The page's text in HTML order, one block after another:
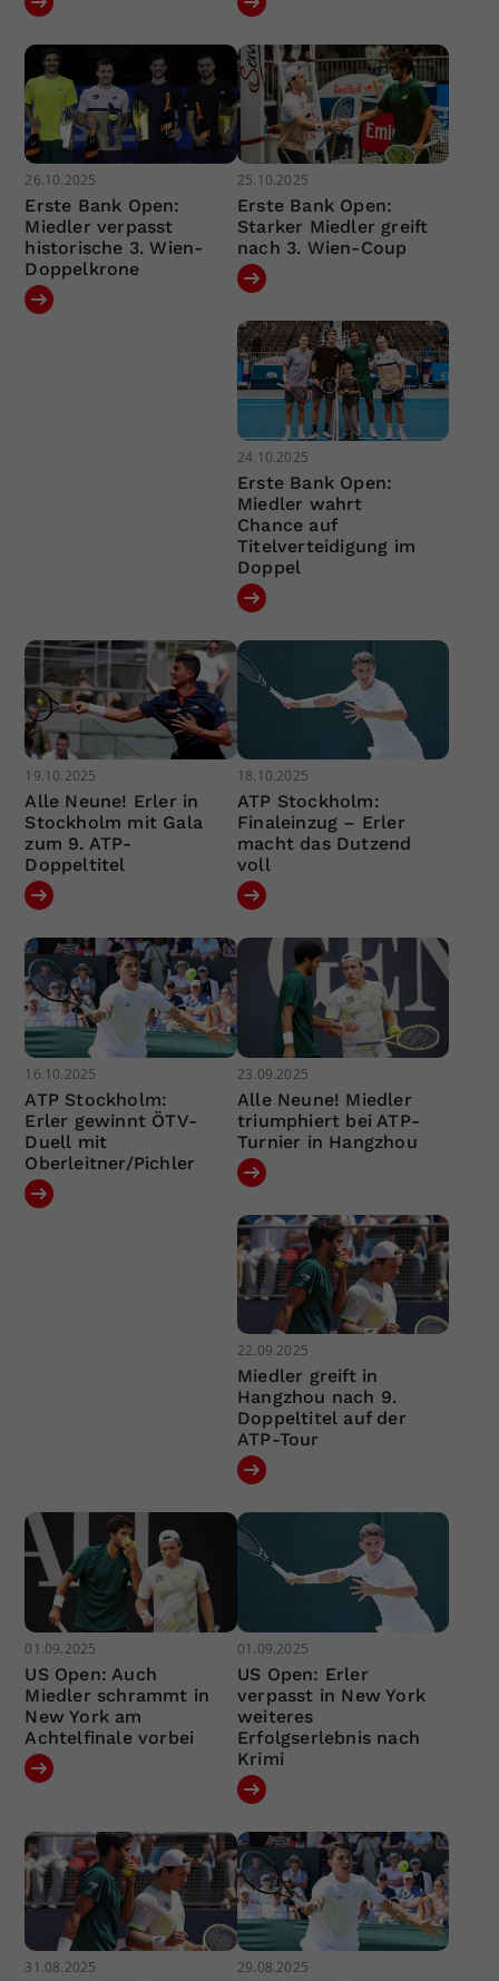
26.10.2025
Erste Bank Open:
Miedler verpasst
historische 3. Wien-
Doppelkrone
25.10.2025
Erste Bank Open:
Starker Miedler greift
nach 3. Wien-Coup
24.10.2025
Erste Bank Open:
Miedler wahrt
Chance auf
Titelverteidigung im
Doppel
19.10.2025
Alle Neune! Erler in
Stockholm mit Gala
zum 9. ATP-
Doppeltitel
18.10.2025
ATP Stockholm:
Finaleinzug – Erler
macht das Dutzend
voll
16.10.2025
ATP Stockholm:
Erler gewinnt ÖTV-
Duell mit
Oberleitner/Pichler
23.09.2025
Alle Neune! Miedler
triumphiert bei ATP-
Turnier in Hangzhou
22.09.2025
Miedler greift in
Hangzhou nach 9.
Doppeltitel auf der
ATP-Tour
01.09.2025
US Open: Auch
Miedler schrammt in
New York am
Achtelfinale vorbei
01.09.2025
US Open: Erler
verpasst in New York
weiteres
Erfolgserlebnis nach
Krimi
31.08.2025 29.08.2025